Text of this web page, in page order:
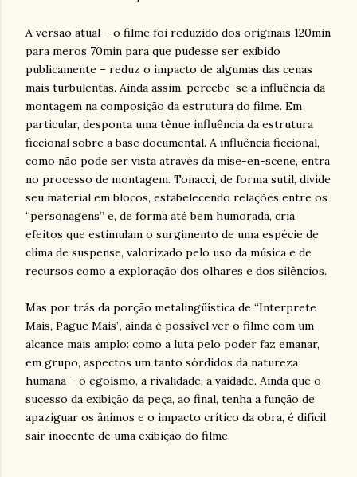
A versão atual – o filme foi reduzido dos originais 120min
para meros 70min para que pudesse ser exibido
publicamente – reduz o impacto de algumas das cenas
mais turbulentas. Ainda assim, percebe-se a influência da
montagem na composição da estrutura do filme. Em
particular, desponta uma tênue influência da estrutura
ficcional sobre a base documental. A influência ficcional,
como não pode ser vista através da mise-en-scene, entra
no processo de montagem. Tonacci, de forma sutil, divide
seu material em blocos, estabelecendo relações entre os
“personagens” e, de forma até bem humorada, cria
efeitos que estimulam o surgimento de uma espécie de
clima de suspense, valorizado pelo uso da música e de
recursos como a exploração dos olhares e dos silêncios.
Mas por trás da porção metalingüística de “Interprete
Mais, Pague Mais”, ainda é possível ver o filme com um
alcance mais amplo: como a luta pelo poder faz emanar,
em grupo, aspectos um tanto sórdidos da natureza
humana – o egoísmo, a rivalidade, a vaidade. Ainda que o
sucesso da exibição da peça, ao final, tenha a função de
apaziguar os ânimos e o impacto crítico da obra, é difícil
sair inocente de uma exibição do filme.